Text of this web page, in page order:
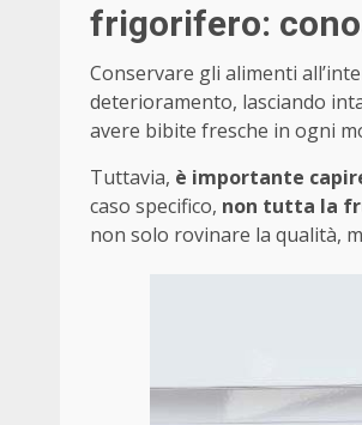
frigorifero:
Conservare gli alimenti
deterioramento, lasciando
avere bibite fresche in ogni
Tuttavia, è importante
caso specifico, non tutta la
non solo rovinare la qualità,